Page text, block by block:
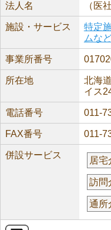
法人名 （医
施設・サービス
特定
ムなど
事業所番号
所在地
北海
イス
電話番号 011-
FAX番号 011-
併設サービス
居宅
訪問
通所